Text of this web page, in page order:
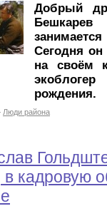
Добрый
Сегодня
на своём
рождения.
Люди района
в кадровую